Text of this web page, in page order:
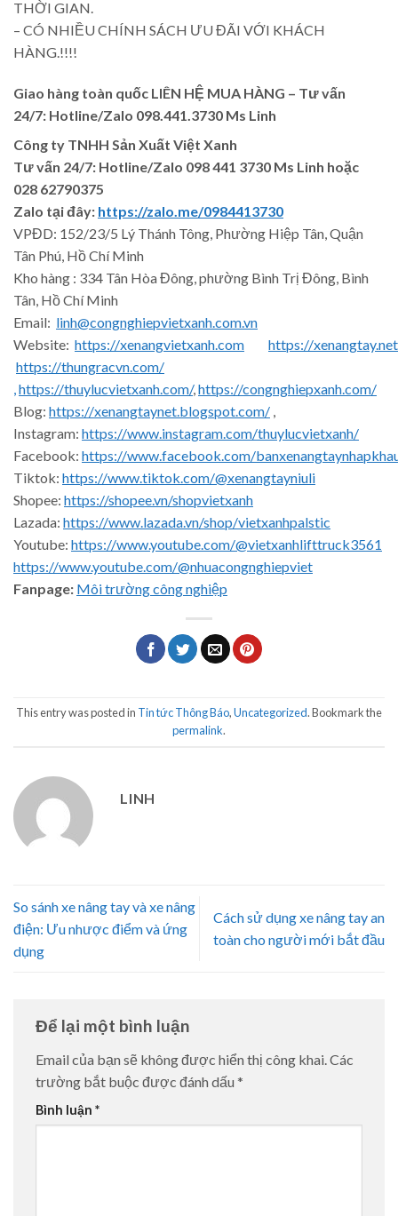
THỜI GIAN.
– CÓ NHIỀU CHÍNH SÁCH ƯU ĐÃI VỚI KHÁCH
HÀNG.!!!!
Giao hàng toàn quốc LIÊN HỆ MUA HÀNG – Tư vấn
24/7: Hotline/Zalo 098.441.3730 Ms Linh
Công ty TNHH Sản Xuất Việt Xanh
Tư vấn 24/7: Hotline/Zalo 098 441 3730 Ms Linh hoặc
028 62790375
Zalo tại đây: https://zalo.me/0984413730
VPĐD: 152/23/5 Lý Thánh Tông, Phường Hiệp Tân, Quận
Tân Phú, Hồ Chí Minh
Kho hàng : 334 Tân Hòa Đông, phường Bình Trị Đông, Bình
Tân, Hồ Chí Minh
Email: linh@congnghiepvietxanh.com.vn
Website: https://xenangvietxanh.com
https://xenangtay.net
https://thungracvn.com/
https://thuylucvietxanh.com/, https://congnghiepxanh.com/
Blog: https://xenangtaynet.blogspot.com/
Instagram: https://www.instagram.com/thuylucvietxanh/
Facebook: https://www.facebook.com/
Tiktok: https://www.tiktok.com/@xenangtayniuli
Shopee: https://shopee.vn/shopvietxanh
Lazada: https://www.lazada.vn/shop/vietxanhpalstic
Youtube: https://www.youtube.com/@vietxanhlifttruck3561
https://www.youtube.com/@nhuacongnghiepviet
Fanpage: Môi trường công nghiệp
This entry was posted in Tin tức Thông Báo,Uncategorized. Bookmark the
permalink.
LINH
So sánh xe nâng tay và xe nâng
điện: Ưu nhược điểm và ứng
dụng
Cách sử dụng xe nâng tay an
toàn cho người mới bắt đầu
Để lại một bình luận
Email của bạn sẽ không được hiển thị công khai. Các
trường bắt buộc được đánh dấu *
Bình luận *